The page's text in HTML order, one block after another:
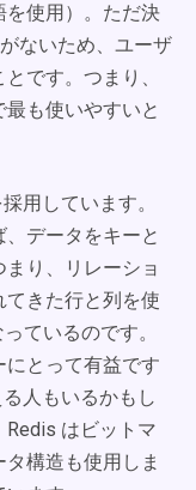
を使用）。ただ決
ないため、ユーザ
です。つまり、
も使いやすいと
用しています。
データをキーと
り、リレーショ
きた行と列を使
ているのです。
とって有益です
人もいるかもし
はビットマ
構造も使用しま